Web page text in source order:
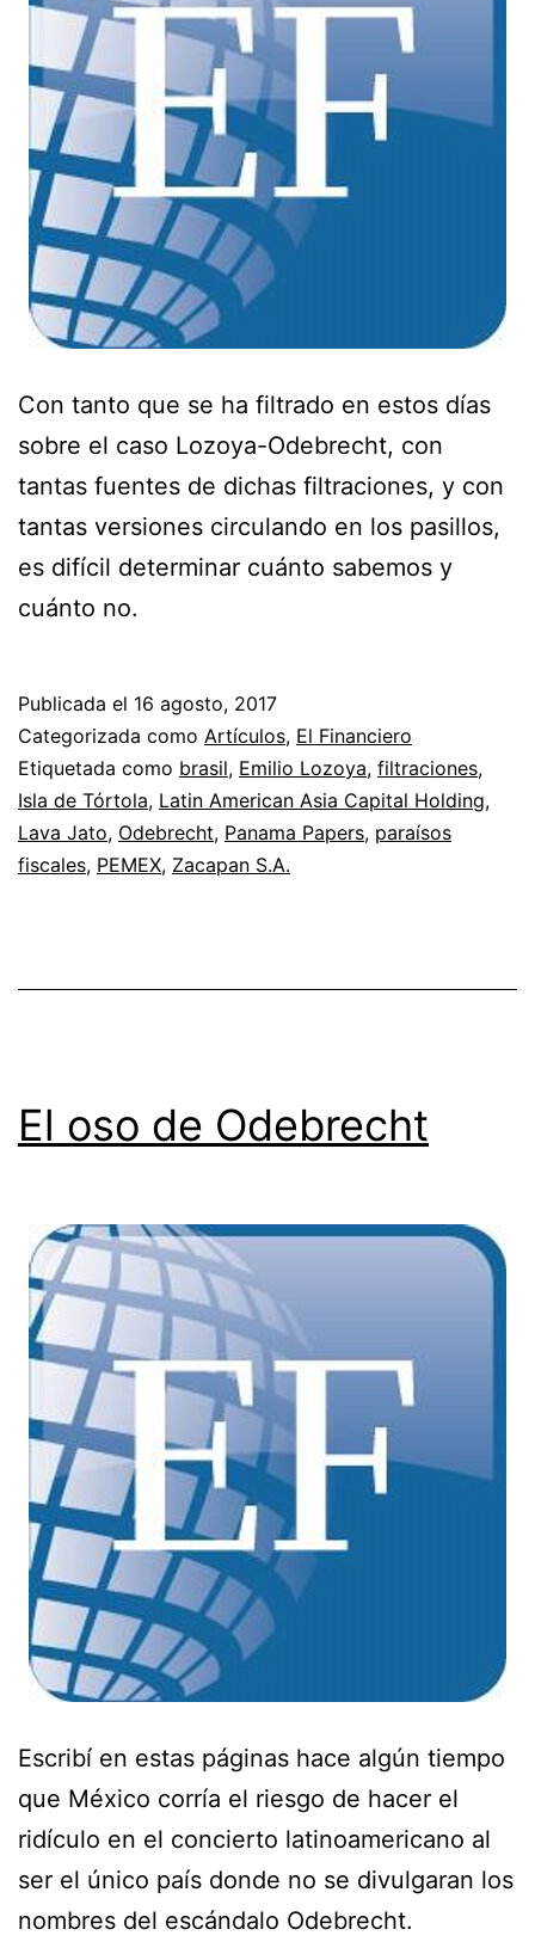
Con tanto que se ha filtrado en estos días
sobre el caso Lozoya-Odebrecht, con
tantas fuentes de dichas filtraciones, y con
tantas versiones circulando en los pasillos,
es difícil determinar cuánto sabemos y
cuánto no.
Publicada el 16 agosto, 2017
Categorizada como Artículos, El Financiero
Etiquetada como brasil, Emilio Lozoya, filtraciones,
Isla de Tórtola, Latin American Asia Capital Holding,
Lava Jato, Odebrecht, Panama Papers, paraísos
fiscales, PEMEX, Zacapan S.A.
El oso de Odebrecht
Escribí en estas páginas hace algún tiempo
que México corría el riesgo de hacer el
ridículo en el concierto latinoamericano al
ser el único país donde no se divulgaran los
nombres del escándalo Odebrecht.